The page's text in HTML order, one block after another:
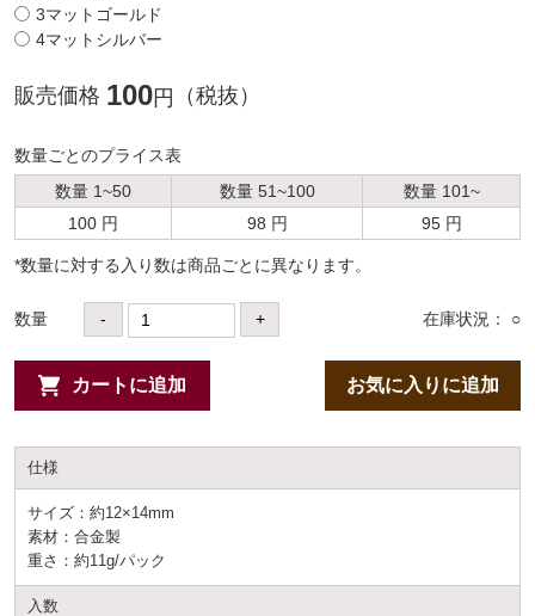
3マットゴールド
4マットシルバー
販売価格 100円 （税抜）
数量ごとのプライス表
数量 1~50
数量 51~100
数量 101~
100 円
98 円 95 円
*数量に対する⼊り数は商品ごとに異なります。
数量 - + 在庫状況： ○
カートに追加 お気に入りに追加
仕様
サイズ：約12×14mm
素材：合金製
重さ：約11g/パック
入数